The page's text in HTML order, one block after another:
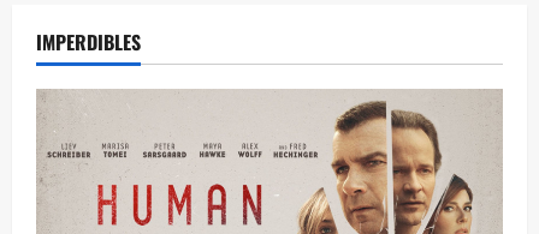
IMPERDIBLES